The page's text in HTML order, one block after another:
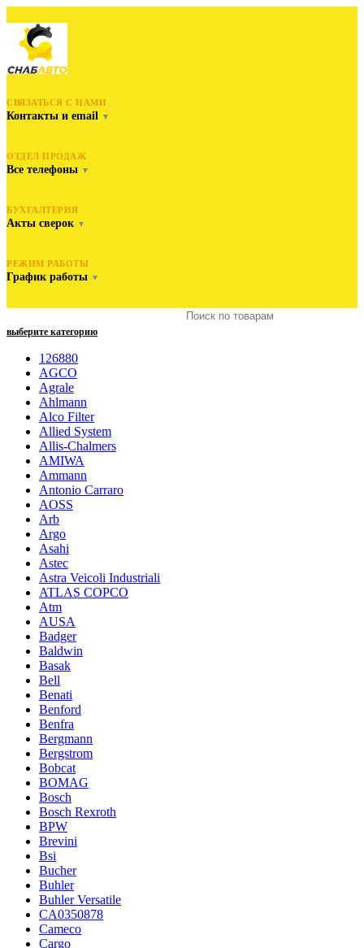
СВЯЗАТЬСЯ С НАМИ
Контакты и email ▼
ОТДЕЛ ПРОДАЖ
Все телефоны ▼
БУХГАЛТЕРИЯ
Акты сверок ▼
РЕЖИМ РАБОТЫ
График работы ▼
выберите категорию
126880
AGCO
Agrale
Ahlmann
Alco Filter
Allied System
Allis-Chalmers
AMIWA
Ammann
Antonio Carraro
AOSS
Arb
Argo
Asahi
Astec
Astra Veicoli Industriali
ATLAS COPCO
Atm
AUSA
Badger
Baldwin
Basak
Bell
Benati
Benford
Benfra
Bergmann
Bergstrom
Bobcat
BOMAG
Bosch
Bosch Rexroth
BPW
Brevini
Bsi
Bucher
Buhler
Buhler Versatile
CA0350878
Cameco
Cargo